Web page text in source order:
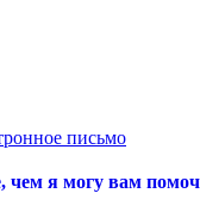
письмо